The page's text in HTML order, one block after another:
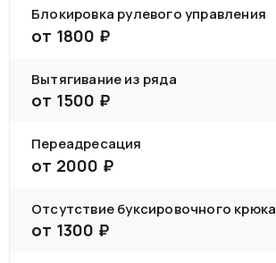
Блокировка рулевого управления
от 1800 ₽
Вытягивание из ряда
от 1500 ₽
Переадресация
от 2000 ₽
Отсутствие буксировочного крюка
от 1300 ₽